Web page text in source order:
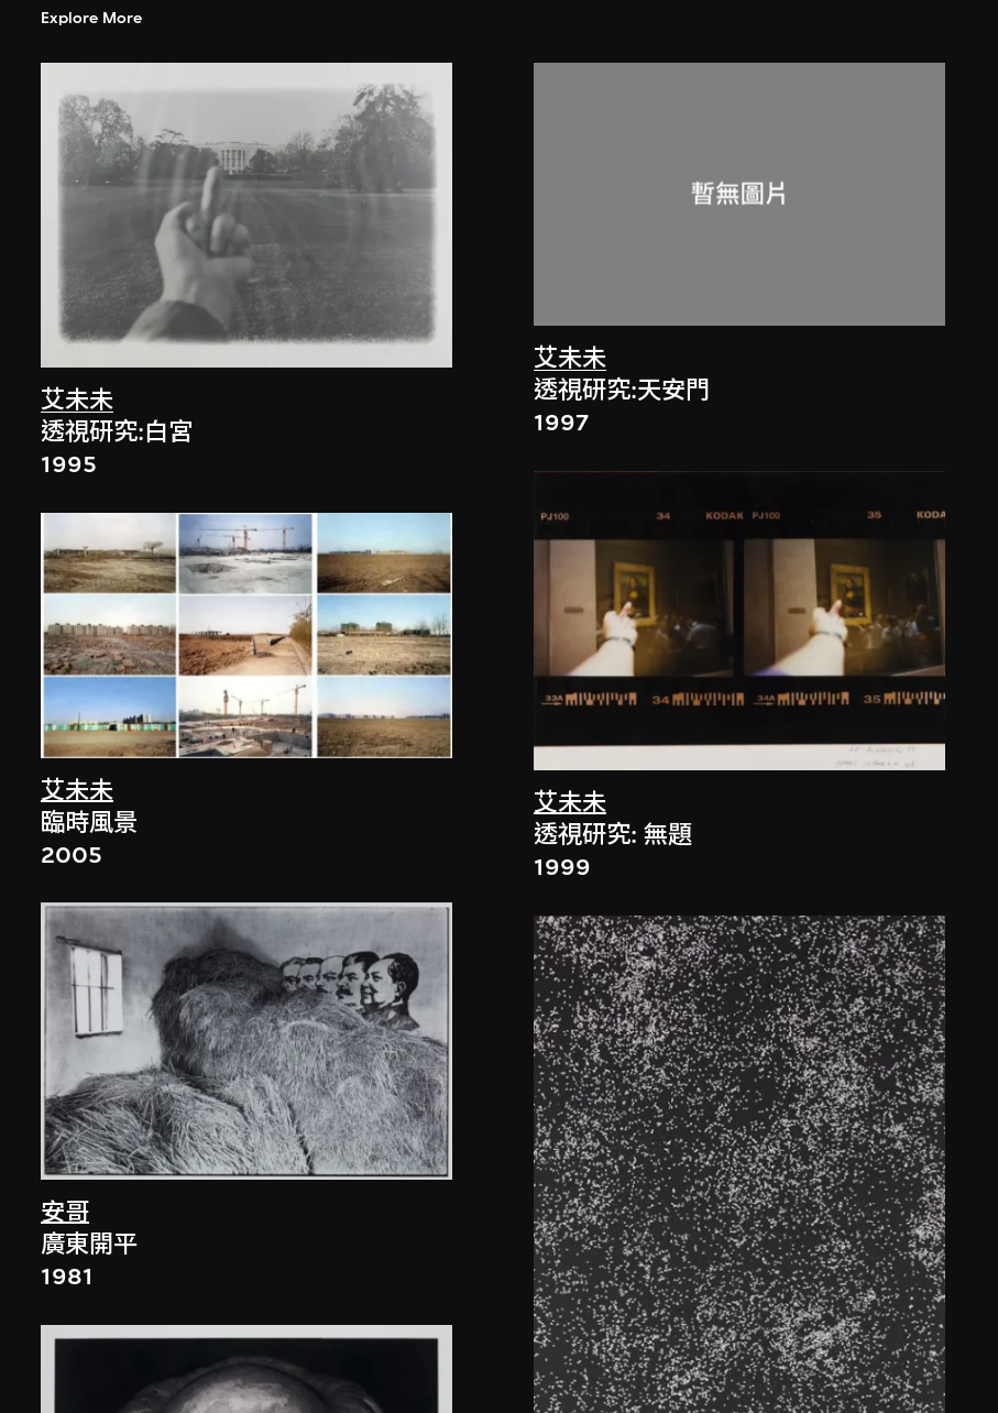
Explore More
艾未未
透視研究:白宮
1995
艾未未
臨時風景
2005
安哥
廣東開平
1981
艾未未
透視研究:天安門
1997
艾未未
透視研究: 無題
1999